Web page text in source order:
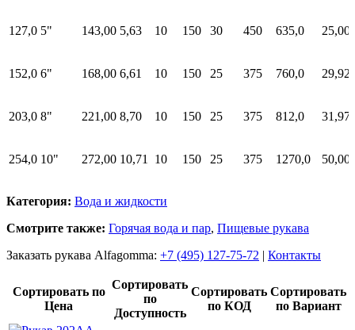
127,0 5" 143,00 5,63 10 150 30 450 635,0 25,00
152,0 6" 168,00 6,61 10 150 25 375 760,0 29,92
203,0 8" 221,00 8,70 10 150 25 375 812,0 31,97
254,0 10" 272,00 10,71 10 150 25 375 1270,0 50,00
Категория: Вода и жидкости
Смотрите также: Горячая вода и пар, Пищевые рукава
Заказать рукава Alfagomma: +7 (495) 127-75-72 | Контакты
Сортировать по
Цена
Сортировать
по
Доступность
Сортировать
по КОД
Сортировать
по Вариант